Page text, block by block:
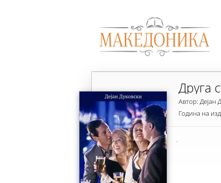
Друга
Автор: Дејан
Година на
.